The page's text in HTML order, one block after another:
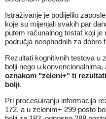
Istraživanje je podijelilo
koje su mijenjali svakih par
putem računalnog testat koji je
područja neophodnih za dobro
Rezultati kognitivnih testova u
bolji nego u konvencionalnima,
oznakom "zeleni+" ti
bolji.
Pri procesuiranju informacija
172, a u zelenim+ 299 posto